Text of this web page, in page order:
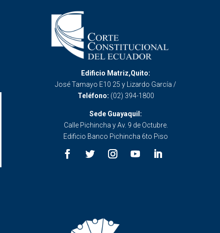
Edificio Matriz,Quito:
José Tamayo E10 25 y Lizardo García /
Teléfono: (02) 394-1800
Sede Guayaquil:
Calle Pichincha y Av. 9 de Octubre.
Edificio Banco Pichincha 6to Piso